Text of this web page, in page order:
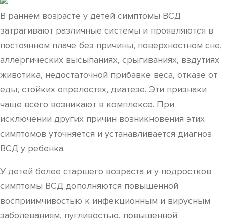
В раннем возрасте у детей симптомы ВСД
затрагивают различные системы и проявляются в
постоянном плаче без причины, поверхностном сне,
аллергических высыпаниях, срыгиваниях, вздутиях
животика, недостаточной прибавке веса, отказе от
еды, стойких опрелостях, диатезе. Эти признаки
чаще всего возникают в комплексе. При
исключении других причин возникновения этих
симптомов уточняется и устанавливается диагноз
ВСД у ребенка.
У детей более старшего возраста и у подростков
симптомы ВСД дополняются повышенной
восприимчивостью к инфекционным и вирусным
заболеваниям, пугливостью, повышенной